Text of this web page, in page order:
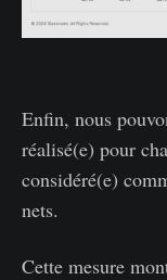
Enfin, nous
réalisé(e) pour
considéré(e)
nets.
Cette mesure